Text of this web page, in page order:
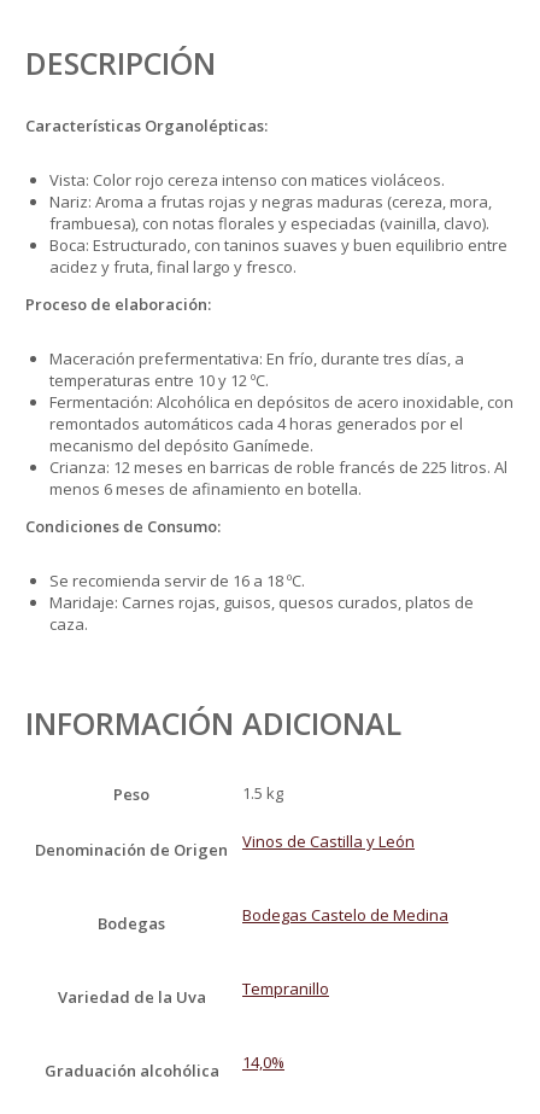
DESCRIPCIÓN
Características Organolépticas:
Vista: Color rojo cereza intenso con matices violáceos.
Nariz: Aroma a frutas rojas y negras maduras (cereza, mora,
frambuesa), con notas florales y especiadas (vainilla, clavo).
Boca: Estructurado, con taninos suaves y buen equilibrio entre
acidez y fruta, final largo y fresco.
Proceso de elaboración:
Maceración prefermentativa: En frío, durante tres días, a
temperaturas entre 10 y 12 ºC.
Fermentación: Alcohólica en depósitos de acero inoxidable, con
remontados automáticos cada 4 horas generados por el
mecanismo del depósito Ganímede.
Crianza: 12 meses en barricas de roble francés de 225 litros. Al
menos 6 meses de afinamiento en botella.
Condiciones de Consumo:
Se recomienda servir de 16 a 18 ºC.
Maridaje: Carnes rojas, guisos, quesos curados, platos de
caza.
INFORMACIÓN ADICIONAL
Peso 1.5 kg
Denominación de Origen Vinos de Castilla y León
Bodegas Bodegas Castelo de Medina
Variedad de la Uva Tempranillo
Graduación alcohólica 14,0%